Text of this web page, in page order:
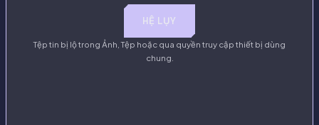
HỆ LỤY
Tệp tin bị lộ trong Ảnh, Tệp hoặc qua quyền truy cập thiết bị dùng
chung.